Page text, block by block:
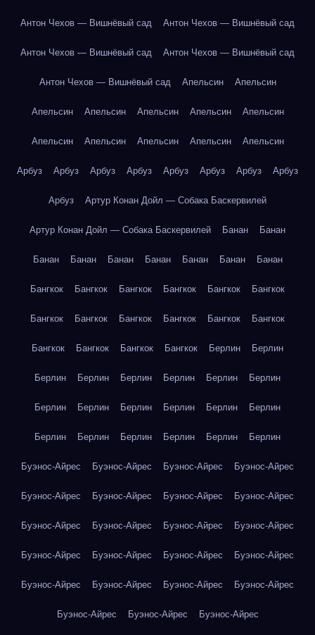
Антон Чехов — Вишнёвый сад Антон Чехов — Вишнёвый сад
Антон Чехов — Вишнёвый сад Антон Чехов — Вишнёвый сад
Антон Чехов — Вишнёвый сад Апельсин Апельсин
Апельсин Апельсин Апельсин Апельсин Апельсин
Апельсин Апельсин Апельсин Апельсин Апельсин
Арбуз Арбуз Арбуз Арбуз Арбуз Арбуз Арбуз Арбуз
Арбуз Артур Конан Дойл — Собака Баскервилей
Артур Конан Дойл — Собака Баскервилей Банан Банан
Банан Банан Банан Банан Банан Банан Банан
Бангкок Бангкок Бангкок Бангкок Бангкок Бангкок
Бангкок Бангкок Бангкок Бангкок Бангкок Бангкок
Бангкок Бангкок Бангкок Бангкок Берлин Берлин
Берлин Берлин Берлин Берлин Берлин Берлин
Берлин Берлин Берлин Берлин Берлин Берлин
Берлин Берлин Берлин Берлин Берлин Берлин
Буэнос-Айрес Буэнос-Айрес Буэнос-Айрес Буэнос-Айрес
Буэнос-Айрес Буэнос-Айрес Буэнос-Айрес Буэнос-Айрес
Буэнос-Айрес Буэнос-Айрес Буэнос-Айрес Буэнос-Айрес
Буэнос-Айрес Буэнос-Айрес Буэнос-Айрес Буэнос-Айрес
Буэнос-Айрес Буэнос-Айрес Буэнос-Айрес Буэнос-Айрес
Буэнос-Айрес Буэнос-Айрес Буэнос-Айрес